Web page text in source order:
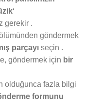
‘
gerekir .
göndermek
parçayı seçin .
göndermek için bir
olduğunca fazla bilgi
formunu